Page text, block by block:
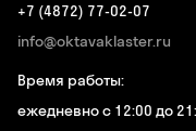
+7 (4872) 77-02-07
info@oktavaklaster.ru
Время работы:
ежедневно с 12:00 до